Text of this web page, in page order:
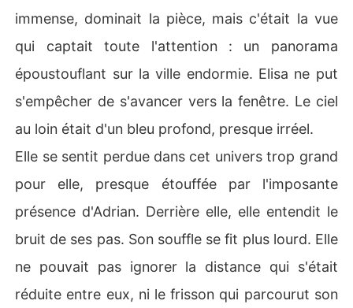
immense, dominait la pièce, mais c'était la vue
qui captait toute l'attention : un panorama
époustouflant sur la ville endormie. Elisa ne put
s'empêcher de s'avancer vers la fenêtre. Le ciel
au loin était d'un bleu profond, presque irréel.
Elle se sentit perdue dans cet univers trop grand
pour elle, presque étouffée par l'imposante
présence d'Adrian. Derrière elle, elle entendit le
bruit de ses pas. Son souffle se fit plus lourd. Elle
ne pouvait pas ignorer la distance qui s'était
réduite entre eux, ni le frisson qui parcourut son